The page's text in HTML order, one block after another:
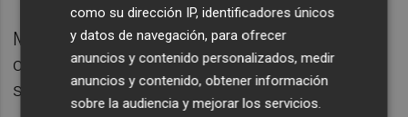
Martí trabajó mucho con el equipo para esta
carrera y empieza el año cerrando un fin de
semana con un muy buen sabor de boca.
como su dirección IP, identificadores únicos
y datos de navegación, para ofrecer
anuncios y contenido personalizados, medir
anuncios y contenido, obtener información
sobre la audiencia y mejorar los servicios.